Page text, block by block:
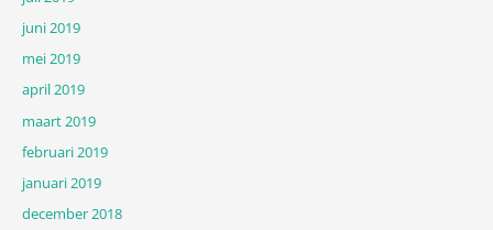
juni 2019
mei 2019
april 2019
maart 2019
februari 2019
januari 2019
december 2018